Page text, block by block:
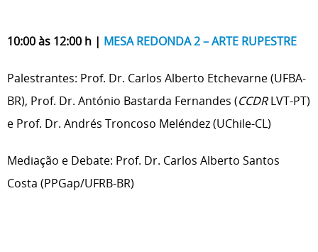
10:00 às 12:00 h | MESA REDONDA 2 – ARTE RUPESTRE
Palestrantes: Prof. Dr. Carlos Alberto Etchevarne (UFBA-
BR), Prof. Dr. António Bastarda Fernandes (CCDRLVT-PT)
e Prof. Dr. Andrés Troncoso Meléndez (UChile-CL)
Mediação e Debate: Prof. Dr. Carlos Alberto Santos
Costa (PPGap/UFRB-BR)